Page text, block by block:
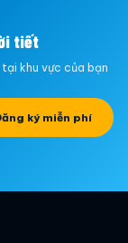
tiết
khu vực của bạn
ký miễn phí